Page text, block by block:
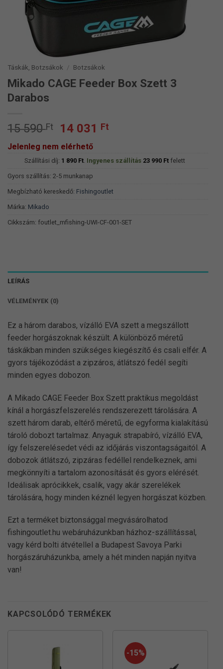
Táskák, Botzsákok / Botzsákok
Mikado CAGE Feeder Box Szett 3
Darabos
15 590Ft
Original
price
was:
15
590 Ft.
14 031 Ft
14
Jelenleg nem elérhető
Szállítási díj: 1 890 Ft. Ingyenes szállítás 23 990 Ftfelett
Gyors szállítás: 2-5 munkanap
Megbízható kereskedő: Fishingoutlet
Márka: Mikado
Cikkszám: foutlet_mfishing-UWI-CF-001-SET
LEÍRÁS
VÉLEMÉNYEK (0)
Ez a három darabos, vízálló EVA szett a megszállott
feeder horgászoknak készült. A különböző méretű
táskákban minden szükséges kiegészítő és csali elfér. A
gyors tájékozódást a zipzáros, átlátszó fedél segíti
minden egyes dobozon.
A Mikado CAGE Feeder Box Szett praktikus megoldást
kínál a horgászfelszerelés rendszerezett tárolására. A
szett három darab, eltérő méretű, de egyforma kialakítású
tároló dobozt tartalmaz. Anyaguk strapabíró, vízálló EVA,
így felszerelésedet védi az időjárás viszontagságaitól. A
dobozok átlátszó, zipzáras fedéllel rendelkeznek, ami
megkönnyíti a tartalom azonosítását és gyors elérését.
Ideálisak aprócikkek, csalik, vagy akár szerelékek
tárolására, hogy minden kéznél legyen horgászat közben.
Ezt a terméket biztonsággal megvásárolhatod
fishingoutlet.hu webáruházunkban házhoz-szállítással,
vagy kérd bolti átvétellel a Budapest Savoya Parki
horgászáruházunkba, amely a hét minden napján nyitva
van!
KAPCSOLÓDÓ TERMÉKEK
-15%